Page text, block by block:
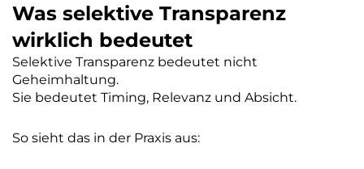
Was selektive Transparenz
wirklich bedeutet
Selektive Transparenz bedeutet nicht
Geheimhaltung.
Sie bedeutet Timing, Relevanz und Absicht.
So sieht das in der Praxis aus: